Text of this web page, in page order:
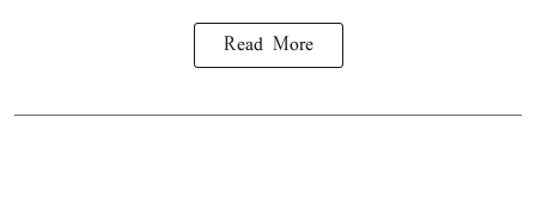
Read More